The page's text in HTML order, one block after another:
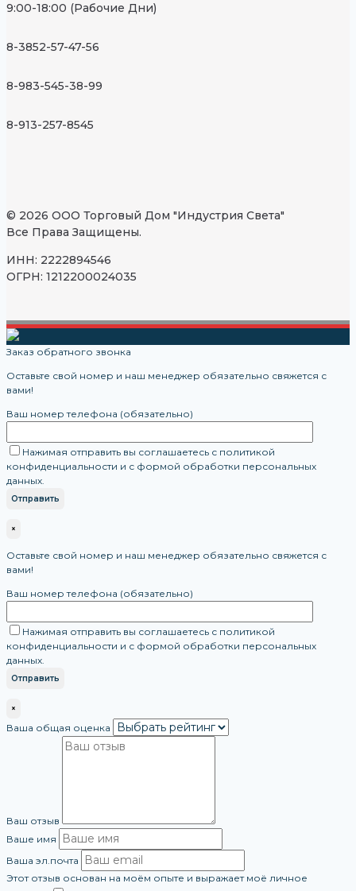
9:00-18:00 (Рабочие Дни)
8-3852-57-47-56
8-983-545-38-99
8-913-257-8545
© 2026 ООО Торговый Дом "Индустрия Света"
Все Права Защищены.
ИНН: 2222894546
ОГРН: 1212200024035
Заказ обратного звонка
Оставьте свой номер и наш менеджер обязательно свяжется с
вами!
Ваш номер телефона (обязательно)
Нажимая отправить вы соглашаетесь с политикой
конфиденциальности и с формой обработки персональных
данных.
×
Оставьте свой номер и наш менеджер обязательно свяжется с
вами!
Ваш номер телефона (обязательно)
Нажимая отправить вы соглашаетесь с политикой
конфиденциальности и с формой обработки персональных
данных.
×
Ваша общая оценка
Ваш отзыв
Ваше имя
Ваша эл.почта
Этот отзыв основан на моём опыте и выражает моё личное